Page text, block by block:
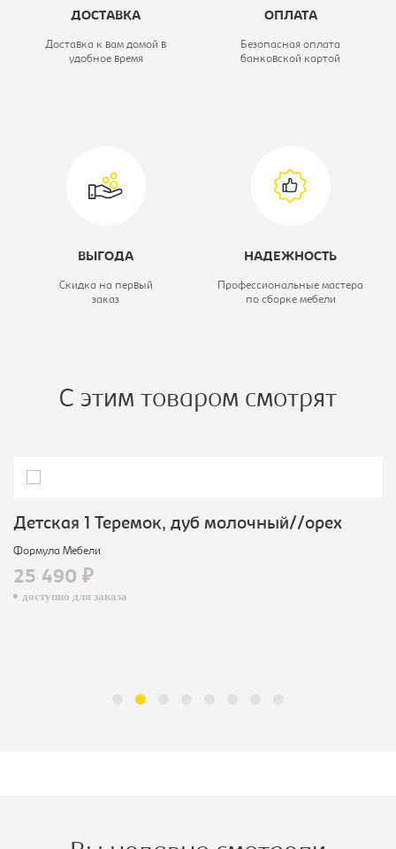
Вид кровати: Кровать-чердак
ДОСТАВКА
Доставка к вам домой в
удобное время
ОПЛАТА
Безопасная оплата
банковской картой
ВЫГОДА
Скидка на первый
заказ
НАДЕЖНОСТЬ
Профессиональные мастера
по сборке мебели
С этим товаром смотрят
Детская 1 Теремок, дуб молочный//орех
Формула Мебели
25 490 ₽
доступно для заказа